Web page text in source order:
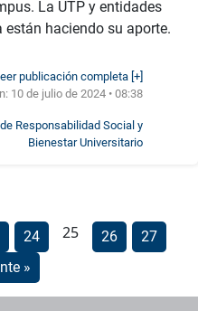
La UTP y entidades
haciendo su aporte.
publicación completa [+]
10 de julio de 2024 • 08:38
Responsabilidad Social y
Bienestar Universitario
24 25 26
27
»